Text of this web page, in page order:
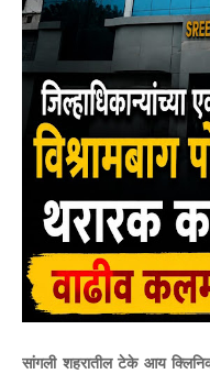
सांगली शहरातील टेके आय